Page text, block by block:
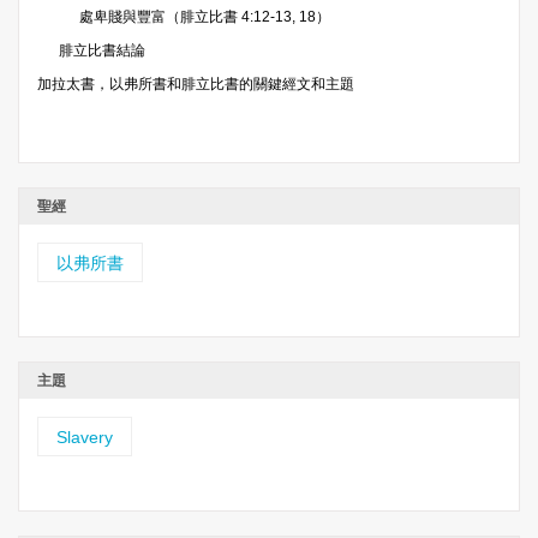
處卑賤與豐富（腓立比書 4:12-13, 18）
腓立比書結論
加拉太書，以弗所書和腓立比書的關鍵經文和主題
聖經
以弗所書
主題
Slavery